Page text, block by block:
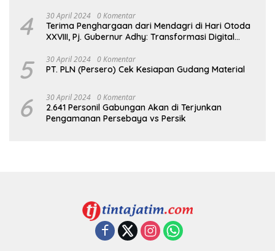
4 30 April 2024 0 Komentar
Terima Penghargaan dari Mendagri di Hari Otoda
XXVIII, Pj. Gubernur Adhy: Transformasi Digital
Keberhasilan Jatim
5 30 April 2024 0 Komentar
PT. PLN (Persero) Cek Kesiapan Gudang Material
6 30 April 2024 0 Komentar
2.641 Personil Gabungan Akan di Terjunkan
Pengamanan Persebaya vs Persik